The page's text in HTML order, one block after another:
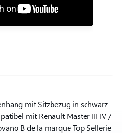
mit Sitzbezug in schwarz
mit Renault Master III IV /
B de la marque Top Sellerie